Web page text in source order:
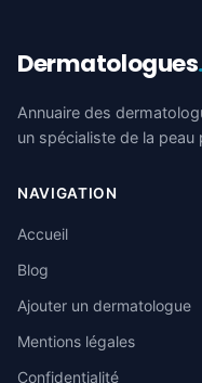
Dermatologues
Annuaire des
un spécialiste de la
NAVIGATION
Accueil
Blog
Ajouter un dermatologue
Mentions légales
Confidentialité